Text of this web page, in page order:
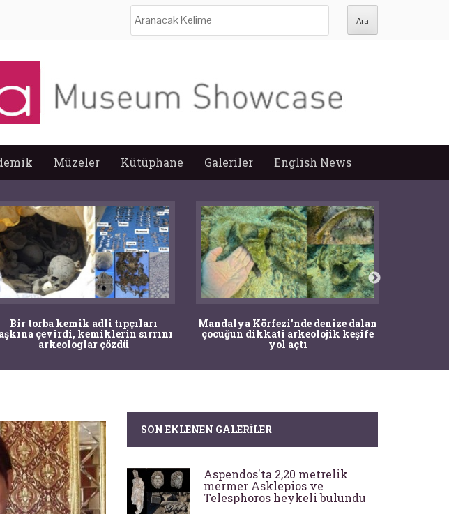
Müzeler Kütüphane Galeriler English News
Bir torba kemik adli tıpçıları
çevirdi, kemiklerin sırrını
arkeologlar çözdü
Mandalya Körfezi’nde denize dalan
çocuğun dikkati arkeolojik keşife
yol açtı
SON EKLENEN GALERILER
Aspendos'ta 2,20 metrelik
mermer Asklepios ve
Telesphoros heykeli bulundu